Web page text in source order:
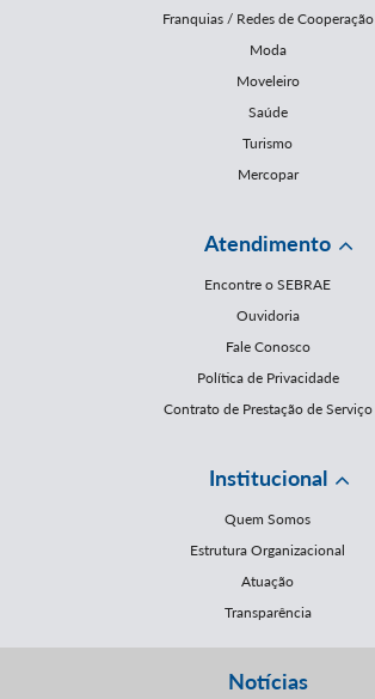
Franquias / Redes de Cooperação
Moda
Moveleiro
Saúde
Turismo
Mercopar
Atendimento
Encontre o SEBRAE
Ouvidoria
Fale Conosco
Política de Privacidade
Contrato de Prestação de Serviço
Institucional
Quem Somos
Estrutura Organizacional
Atuação
Transparência
Notícias